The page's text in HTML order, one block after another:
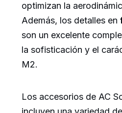
optimizan la
Además, los detalles en
son un excelente
la sofisticación y el
M2.
Los accesorios de AC